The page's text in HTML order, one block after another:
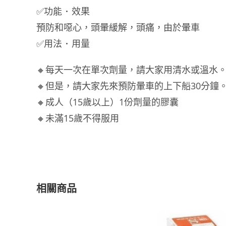
✅功能 ･ 效果
預防和噁心，頭暈緩解，頭痛，由於暈車
✅用法 ･ 用量
🔸每天一次在單次劑量，請大家用清水或溫水
🔸但是，請大家先來預防暈車的上下船30分鐘
🔸成人（15歲以上）1份劑量的膠囊
🔸未滿15歲不得服用
相關商品